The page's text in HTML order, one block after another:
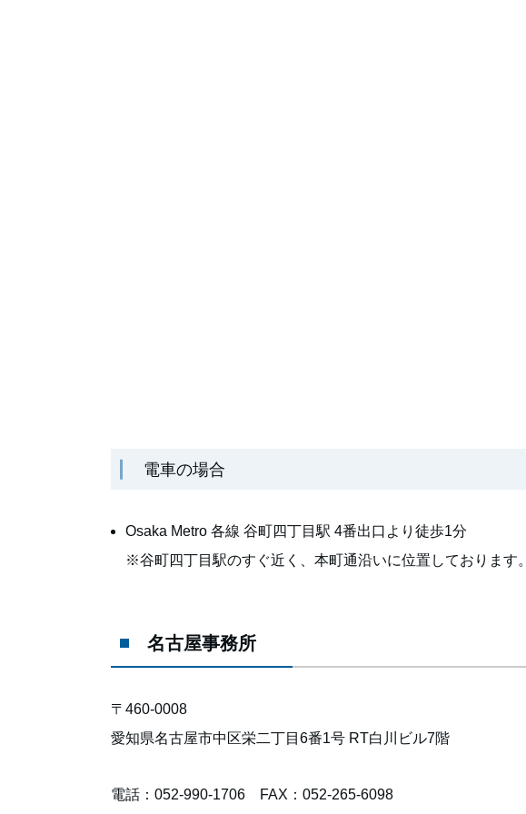
電車の場合
Osaka Metro 各線 谷町四丁目駅 4番出口より徒歩1分
※谷町四丁目駅のすぐ近く、本町通沿いに位置しております。
名古屋事務所
〒460-0008
愛知県名古屋市中区栄二丁目6番1号 RT白川ビル7階
電話：052-990-1706 FAX：052-265-6098